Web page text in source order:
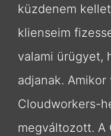
küzdenem
klienseim
valami ürügyet,
adjanak.
Cloudworkers-
megváltozott. A